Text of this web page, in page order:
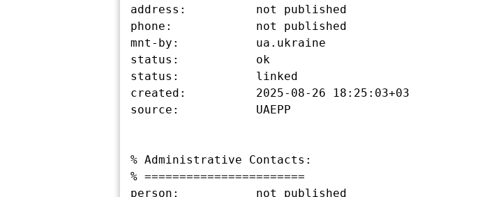
address:          not published
phone:            not published
mnt-by:           ua.ukraine
status:           ok
status:           linked
created:          2025-08-26 18:25:03+03
source:           UAEPP
% Administrative Contacts:
% =======================
person:           not published